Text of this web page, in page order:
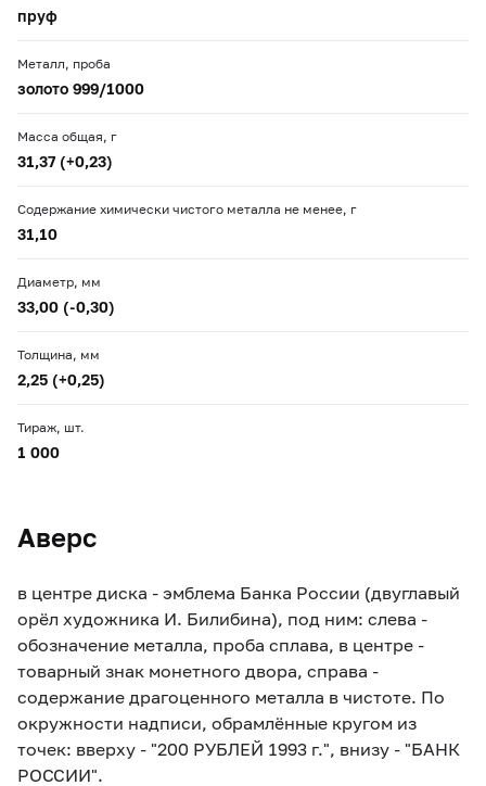
пруф
Металл, проба
золото 999/1000
Масса общая, г
31,37 (+0,23)
Содержание химически чистого металла не менее, г
31,10
Диаметр, мм
33,00 (-0,30)
Толщина, мм
2,25 (+0,25)
Тираж, шт.
1 000
Аверс
в центре диска - эмблема Банка России (двуглавый
орёл художника И. Билибина), под ним: слева -
обозначение металла, проба сплава, в центре -
товарный знак монетного двора, справа -
содержание драгоценного металла в чистоте. По
окружности надписи, обрамлённые кругом из
точек: вверху - "200 РУБЛЕЙ 1993 г.", внизу - "БАНК
РОССИИ".